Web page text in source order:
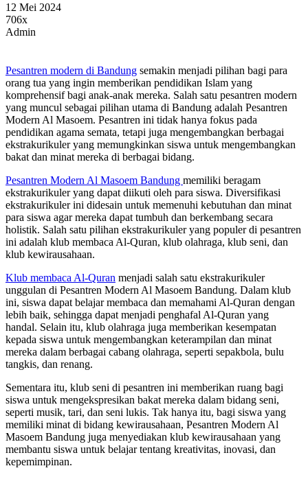
12 Mei 2024
706x
Admin
Pesantren modern di Bandung semakin menjadi pilihan bagi para
orang tua yang ingin memberikan pendidikan Islam yang
komprehensif bagi anak-anak mereka. Salah satu pesantren modern
yang muncul sebagai pilihan utama di Bandung adalah Pesantren
Modern Al Masoem. Pesantren ini tidak hanya fokus pada
pendidikan agama semata, tetapi juga mengembangkan berbagai
ekstrakurikuler yang memungkinkan siswa untuk mengembangkan
bakat dan minat mereka di berbagai bidang.
Pesantren Modern Al Masoem Bandung memiliki beragam
ekstrakurikuler yang dapat diikuti oleh para siswa. Diversifikasi
ekstrakurikuler ini didesain untuk memenuhi kebutuhan dan minat
para siswa agar mereka dapat tumbuh dan berkembang secara
holistik. Salah satu pilihan ekstrakurikuler yang populer di pesantren
ini adalah klub membaca Al-Quran, klub olahraga, klub seni, dan
klub kewirausahaan.
Klub membaca Al-Quran menjadi salah satu ekstrakurikuler
unggulan di Pesantren Modern Al Masoem Bandung. Dalam klub
ini, siswa dapat belajar membaca dan memahami Al-Quran dengan
lebih baik, sehingga dapat menjadi penghafal Al-Quran yang
handal. Selain itu, klub olahraga juga memberikan kesempatan
kepada siswa untuk mengembangkan keterampilan dan minat
mereka dalam berbagai cabang olahraga, seperti sepakbola, bulu
tangkis, dan renang.
Sementara itu, klub seni di pesantren ini memberikan ruang bagi
siswa untuk mengekspresikan bakat mereka dalam bidang seni,
seperti musik, tari, dan seni lukis. Tak hanya itu, bagi siswa yang
memiliki minat di bidang kewirausahaan, Pesantren Modern Al
Masoem Bandung juga menyediakan klub kewirausahaan yang
membantu siswa untuk belajar tentang kreativitas, inovasi, dan
kepemimpinan.